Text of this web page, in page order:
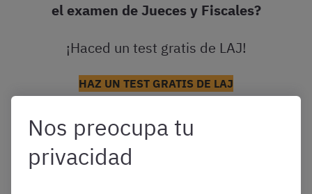
el examen de Jueces y Fiscales?
¡Haced un test gratis de LAJ!
HAZ UN TEST GRATIS DE LAJ
Nos preocupa tu
privacidad